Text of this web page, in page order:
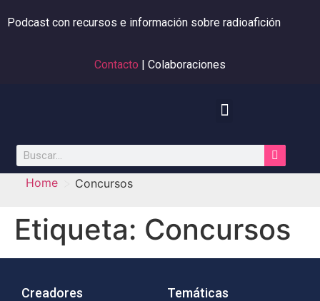
Podcast con recursos e información sobre radioafición
Contacto | Colaboraciones
Home Concursos
Etiqueta: Concursos
Creadores Temáticas